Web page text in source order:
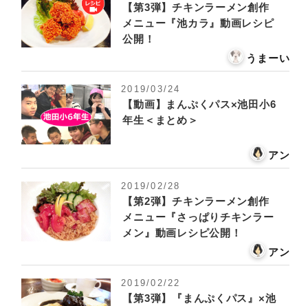
【第3弾】チキンラーメン創作
メニュー『池カラ』動画レシピ
公開！
うまーい
2019/03/24
【動画】まんぷくパス×池田小6
年生＜まとめ＞
アン
2019/02/28
【第2弾】チキンラーメン創作
メニュー『さっぱりチキンラー
メン』動画レシピ公開！
アン
2019/02/22
【第3弾】『まんぷくパス』×池